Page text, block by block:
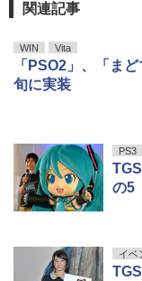
関連記事
WIN Vita
「PSO2」、「ま
旬に実装
PS3
の5
イベ